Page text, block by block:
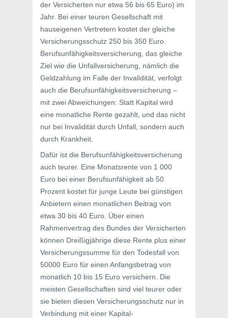
der Versicherten nur etwa 56 bis 65 Euro) im
Jahr. Bei einer teuren Gesellschaft mit
hauseigenen Vertretern kostet der gleiche
Versicherungsschutz 250 bis 350 Euro.
Berufsunfähigkeitsversicherung, das gleiche
Ziel wie die Unfallversicherung, nämlich die
Geldzahlung im Falle der Invalidität, verfolgt
auch die Berufsunfähigkeitsversicherung –
mit zwei Abweichungen: Statt Kapital wird
eine monatliche Rente gezahlt, und das nicht
nur bei Invalidität durch Unfall, sondern auch
durch Krankheit.
Dafür ist die Berufsunfähigkeitsversicherung
auch teurer. Eine Monatsrente von 1 000
Euro bei einer Berufsunfähigkeit ab 50
Prozent kostet für junge Leute bei günstigen
Anbietern einen monatlichen Beitrag von
etwa 30 bis 40 Euro. Über einen
Rahmenvertrag des Bundes der Versicherten
können Dreißigjährige diese Rente plus einer
Versicherungssumme für den Todesfall von
50000 Euro für einen Anfangsbetrag von
monatlich 10 bis 15 Euro versichern. Die
meisten Gesellschaften sind viel teurer oder
sie bieten diesen Versicherungsschutz nur in
Verbindung mit einer Kapital-